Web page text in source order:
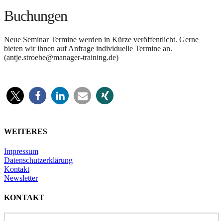
Buchungen
Neue Seminar Termine werden in Kürze veröffentlicht. Gerne
bieten wir ihnen auf Anfrage individuelle Termine an.
(antje.stroebe@manager-training.de)
WEITERES
Impressum
Datenschutzerklärung
Kontakt
Newsletter
KONTAKT